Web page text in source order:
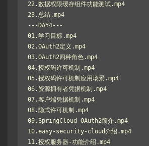
22.数据权限缓存组件功能测试.mp4
23.总结.mp4
---DAY4---
01.学习目标.mp4
02.OAuth2定义.mp4
03.OAuth2四种角色.mp4
04.授权码许可机制.mp4
05.授权码许可机制应用场景.mp4
06.资源拥有者凭据机制.mp4
07.客户端凭据机制.mp4
08.隐式许可机制.mp4
09.SpringCloud OAuth2简介.mp4
10.easy-security-cloud介绍.mp4
11.授权服务器-功能介绍.mp4